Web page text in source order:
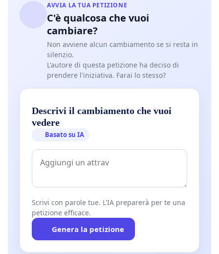
AVVIA LA TUA PETIZIONE
C'è qualcosa che vuoi
cambiare?
Non avviene alcun cambiamento se si resta in
silenzio.
L'autore di questa petizione ha deciso di
prendere l'iniziativa. Farai lo stesso?
Descrivi il cambiamento che vuoi
vedere
Basato su IA
Scrivi con parole tue. L'IA preparerà per te una
petizione efficace.
Genera la petizione